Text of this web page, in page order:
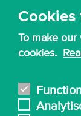
To make
cookies.
Webmail
Canvas
Bibliotheek